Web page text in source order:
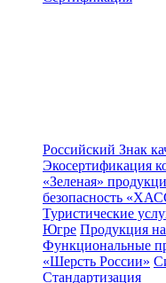
Российский Знак
Экосертификация
«Зеленая»
безопасность
Туристические
Югре Продукция
Функциональные
«Шерсть России»
Стандартизация